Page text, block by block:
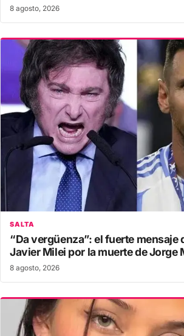
8 agosto, 2026
SALTA
“Da vergüenza”: el fuerte mensaje
Javier Milei por la muerte de Jorge
8 agosto, 2026